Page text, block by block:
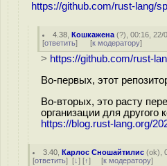
https://github.com/rust-lang/
4.38 ,Кошкажена (?), 00:16, 22/
[ответить] [к модератору]
> https://github.com/rust-
Во-первых, этот
Во-вторых, это расту
организации для другого
https://blog.rust-lang.org/
3.40 ,Карлос Сношайтилис (ok),
[ответить] [↓] [↑] [к модератору]